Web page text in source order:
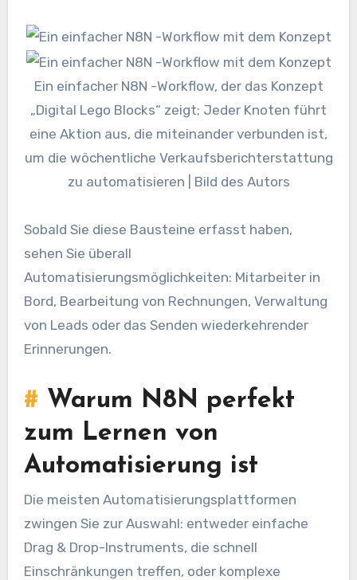
Ein einfacher N8N -Workflow, der das Konzept
„Digital Lego Blocks“ zeigt; Jeder Knoten führt
eine Aktion aus, die miteinander verbunden ist,
um die wöchentliche Verkaufsberichterstattung
zu automatisieren | Bild des Autors
Sobald Sie diese Bausteine erfasst haben,
sehen Sie überall
Automatisierungsmöglichkeiten: Mitarbeiter in
Bord, Bearbeitung von Rechnungen, Verwaltung
von Leads oder das Senden wiederkehrender
Erinnerungen.
# Warum N8N perfekt
zum Lernen von
Automatisierung ist
Die meisten Automatisierungsplattformen
zwingen Sie zur Auswahl: entweder einfache
Drag & Drop-Instruments, die schnell
Einschränkungen treffen, oder komplexe